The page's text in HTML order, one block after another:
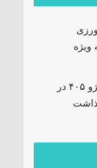
ویژه
برخورد موتورسیکلت و پژو ۴۰۵ در